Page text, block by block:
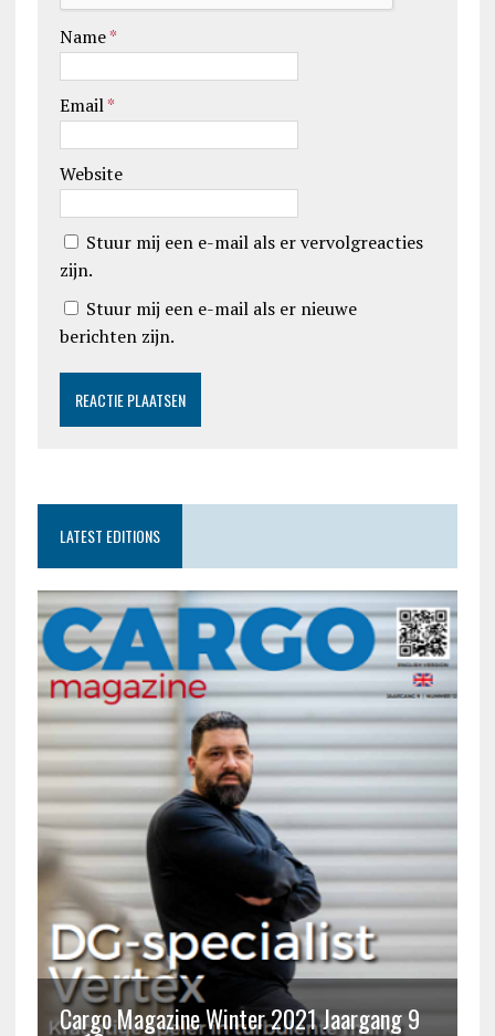
Name*
Email*
Website
Stuur mij een e-mail als er vervolgreacties
zijn.
Stuur mij een e-mail als er nieuwe
berichten zijn.
LATEST EDITIONS
Cargo Magazine Winter 2021 Jaargang 9